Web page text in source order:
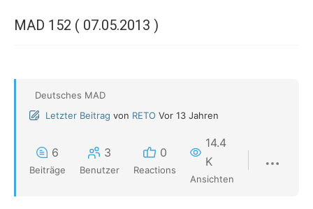
MAD 152 ( 07.05.2013 )
Deutsches MAD
Letzter Beitrag von RETO Vor 13 Jahren
6
Beiträge
3
Benutzer
0
Reactions
14.4
K
Ansichten